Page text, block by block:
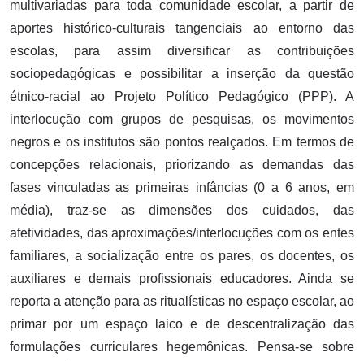
multivariadas para toda comunidade escolar, a partir de
aportes histórico-culturais tangenciais ao entorno das
escolas, para assim diversificar as contribuições
sociopedagógicas e possibilitar a inserção da questão
étnico-racial ao Projeto Político Pedagógico (PPP). A
interlocução com grupos de pesquisas, os movimentos
negros e os institutos são pontos realçados. Em termos de
concepções relacionais, priorizando as demandas das
fases vinculadas as primeiras infâncias (0 a 6 anos, em
média), traz-se as dimensões dos cuidados, das
afetividades, das aproximações/interlocuções com os entes
familiares, a socialização entre os pares, os docentes, os
auxiliares e demais profissionais educadores. Ainda se
reporta a atenção para as ritualísticas no espaço escolar, ao
primar por um espaço laico e de descentralização das
formulações curriculares hegemônicas. Pensa-se sobre